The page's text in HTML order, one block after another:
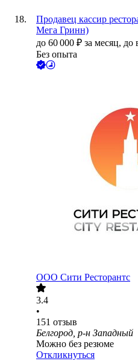
Продавец кассир
Мега Гринн)
до 60 000 ₽ за месяц, до
Без опыта
ООО Сити Ресторантс
3.4
•
151 отзыв
Белгород, р-н Западный
Можно без резюме
Откликнуться